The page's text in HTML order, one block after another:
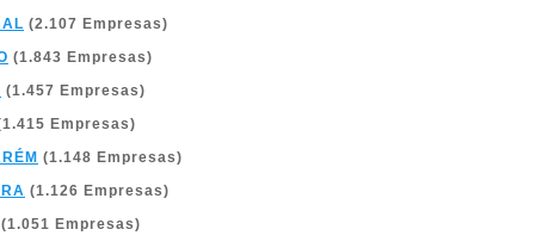
(2.107 Empresas)
(1.843 Empresas)
(1.457 Empresas)
Empresas)
(1.148 Empresas)
(1.126 Empresas)
(1.051 Empresas)